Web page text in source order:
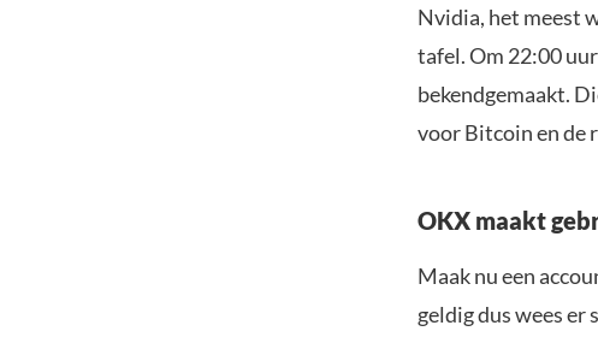
Nvidia, het meest
tafel. Om 22:00
bekendgemaakt.
voor Bitcoin en de
OKX maakt
Maak nu een
geldig dus wees er